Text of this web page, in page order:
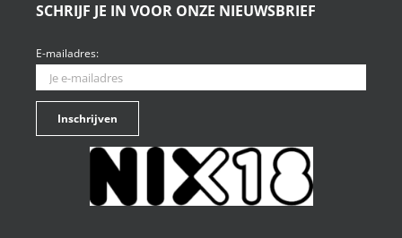
SCHRIJF JE IN VOOR ONZE NIEUWSBRIEF
E-mailadres: